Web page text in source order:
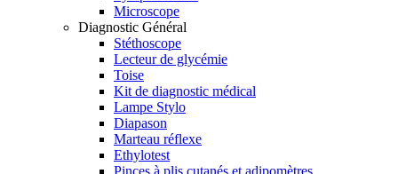
Microscope
Diagnostic Général
Stéthoscope
Lecteur de glycémie
Toise
Kit de diagnostic médical
Lampe Stylo
Diapason
Marteau réflexe
Ethylotest
Pinces à plis cutanés et adipomètres